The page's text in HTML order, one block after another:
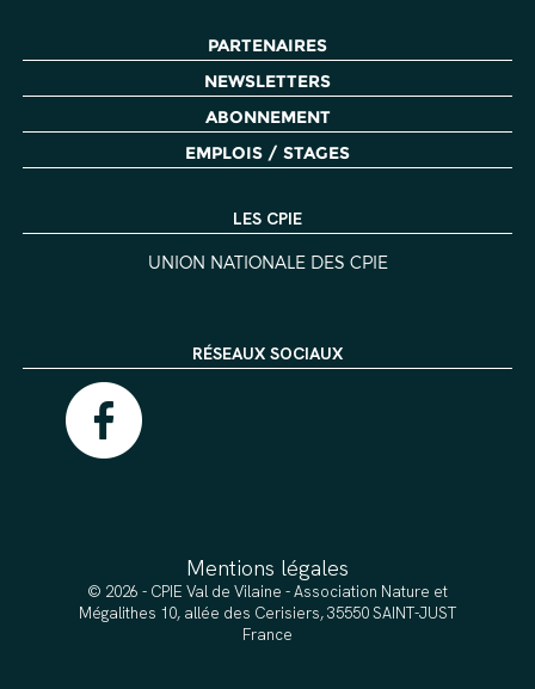
PARTENAIRES
NEWSLETTERS
ABONNEMENT
EMPLOIS / STAGES
LES CPIE
UNION NATIONALE DES CPIE
RÉSEAUX SOCIAUX
Mentions légales
© 2026 - CPIE Val de Vilaine - Association Nature et
Mégalithes 10, allée des Cerisiers, 35550 SAINT-JUST
France